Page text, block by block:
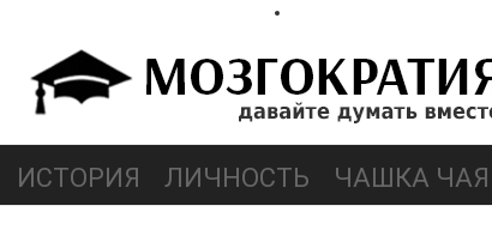
ИСТОРИЯ ЛИЧНОСТЬ ЧАШКА ЧАЯ